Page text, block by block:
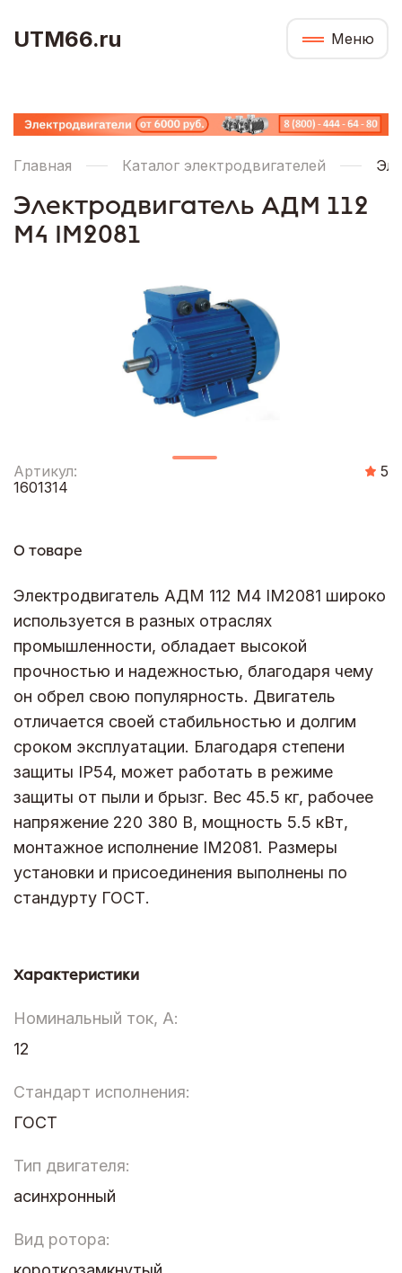
UTM66.ru Меню
Главная Каталог электродвигателей
Электродвигатель АДМ 112
М4 IM2081
Артикул:
1601314
5
О товаре
Электродвигатель АДМ 112 М4 IM2081 широко
используется в разных отраслях
промышленности, обладает высокой
прочностью и надежностью, благодаря чему
он обрел свою популярность. Двигатель
отличается своей стабильностью и долгим
сроком эксплуатации. Благодаря степени
защиты IP54, может работать в режиме
защиты от пыли и брызг. Вес 45.5 кг, рабочее
напряжение 220 380 В, мощность 5.5 кВт,
монтажное исполнение IM2081. Размеры
установки и присоединения выполнены по
стандурту ГОСТ.
Характеристики
Номинальный ток, А:
12
Стандарт исполнения:
ГОСТ
Тип двигателя:
асинхронный
Вид ротора: